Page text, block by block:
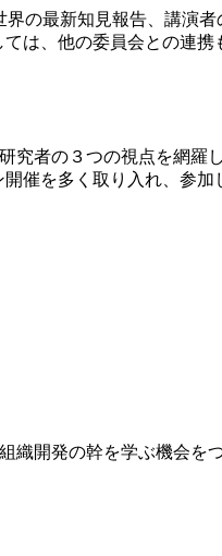
の最新知見報告、講演
は、他の委員会との連
究者の３つの視点を網羅
催を多く取り入れ、参
織開発の幹を学ぶ機会を